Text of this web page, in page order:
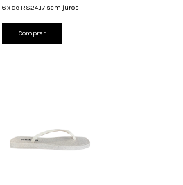
6xde R$24,17 sem juros
Comprar